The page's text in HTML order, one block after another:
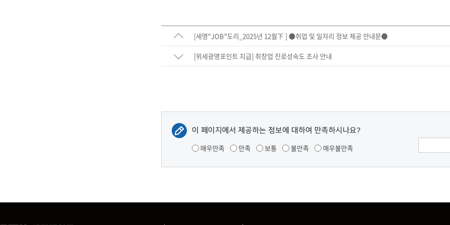
[세명"JOB"도리_2025년 12월下 ] ●취업 및 일자리 정보 제공 안내문●
[위세광명포인트 지급] 취창업 진로성숙도 조사 안내
이 페이지에서 제공하는 정보에 대하여 만족하시나요?
매우만족 만족 보통 불만족 매우불만족